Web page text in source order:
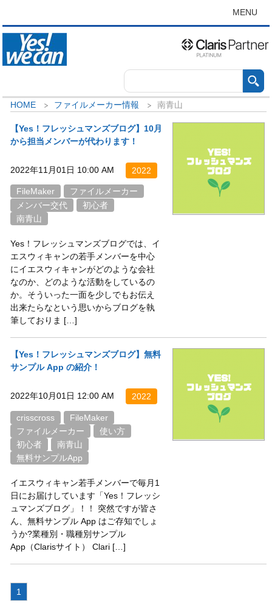
MENU
HOME ファイルメーカー情報 南青山
【Yes！フレッシュマンズブログ】10月
から担当メンバーが代わります！
2022年11月01日 10:00 AM 2022
FileMaker
ファイルメーカー
メンバー交代
初心者
南青山
Yes！フレッシュマンズブログでは、イ
エスウィキャンの若手メンバーを中心
にイエスウィキャンがどのような会社
なのか、どのような活動をしているの
か。そういった一面を少しでもお伝え
出来たらなという思いからブログを執
筆しておりま […]
【Yes！フレッシュマンズブログ】無料
サンプル App の紹介！
2022年10月01日 12:00 AM 2022
crisscross
FileMaker
ファイルメーカー
使い方
初心者
南青山
無料サンプルApp
イエスウィキャン若手メンバーで毎月1
日にお届けしています「Yes！フレッシ
ュマンズブログ」！！ 突然ですが皆さ
ん、無料サンプル App はご存知でしょ
うか?業種別・職種別サンプル
App（Clarisサイト） Clari […]
1